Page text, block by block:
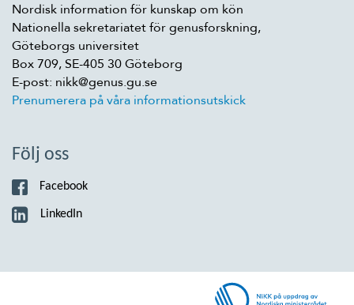
Nordisk information för kunskap om kön
Nationella sekretariatet för genusforskning,
Göteborgs universitet
Box 709, SE-405 30 Göteborg
E-post: nikk@genus.gu.se
Prenumerera på våra informationsutskick
Följ oss
Facebook
LinkedIn